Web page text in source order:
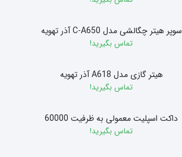
سوپر هیتر چگالشی مدل C-A650 آذر تهویه
تماس بگیرید!
هیتر گازی مدل A618 آذر تهویه
تماس بگیرید!
داکت اسپلیت معمولی به ظرفیت 60000
تماس بگیرید!